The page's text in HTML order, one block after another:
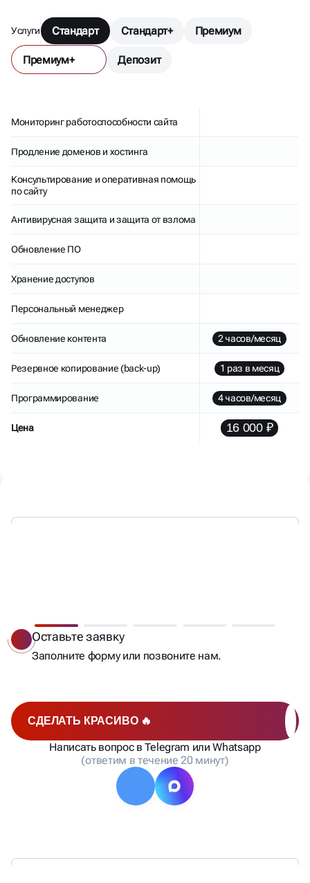
Услуги Стандарт Стандарт+ Премиум
Премиум+ Депозит
Мониторинг работоспособности сайта
Продление доменов и хостинга
Консультирование и оперативная помощь
по сайту
Антивирусная защита и защита от взлома
Обновление ПО
Хранение доступов
Персональный менеджер
Обновление контента 2 часов/месяц
Резервное копирование (back-up) 1 раз в месяц
Программирование 4 часов/месяц
Цена 16 000 ₽
СДЕЛАТЬ КРАСИВО 🔥
Написать вопрос в Telegram или Whatsapp
(ответим в течение 20 минут)
Оставьте заявку
Заполните форму или позвоните нам.